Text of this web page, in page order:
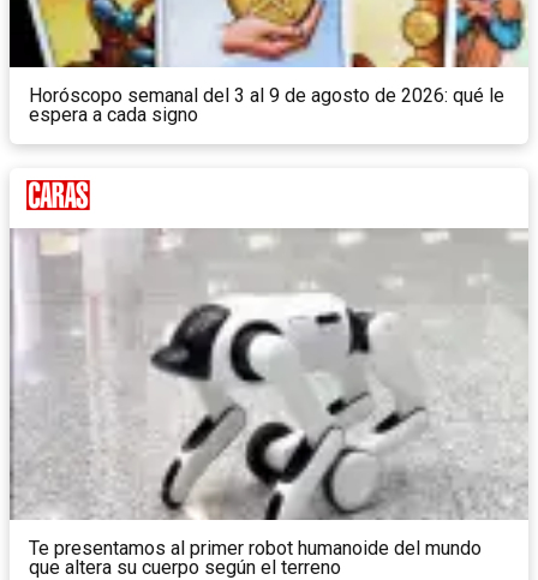
Horóscopo semanal del 3 al 9 de agosto de 2026: qué le
espera a cada signo
Te presentamos al primer robot humanoide del mundo
que altera su cuerpo según el terreno